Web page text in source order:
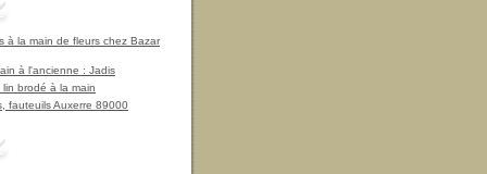
à la main de fleurs chez Bazar
à l'ancienne : Jadis
brodé à la main
fauteuils Auxerre 89000